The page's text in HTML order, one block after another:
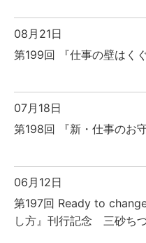
08月21日
第199回 『仕事の壁はく
07月18日
第198回 『新・仕事のお
06月12日
第197回 Ready to
し方』刊行記念 三砂ち